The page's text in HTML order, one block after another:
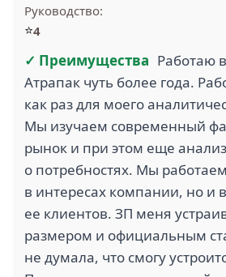
Руководство:
⭐4
✓ Преимущества Работаю
Атрапак чуть более года.
как раз для моего
Мы изучаем современный
рынок и при этом еще
о потребностях. Мы
в интересах компании, но и
ее клиентов. ЗП меня
размером и официальным
не думала, что смогу